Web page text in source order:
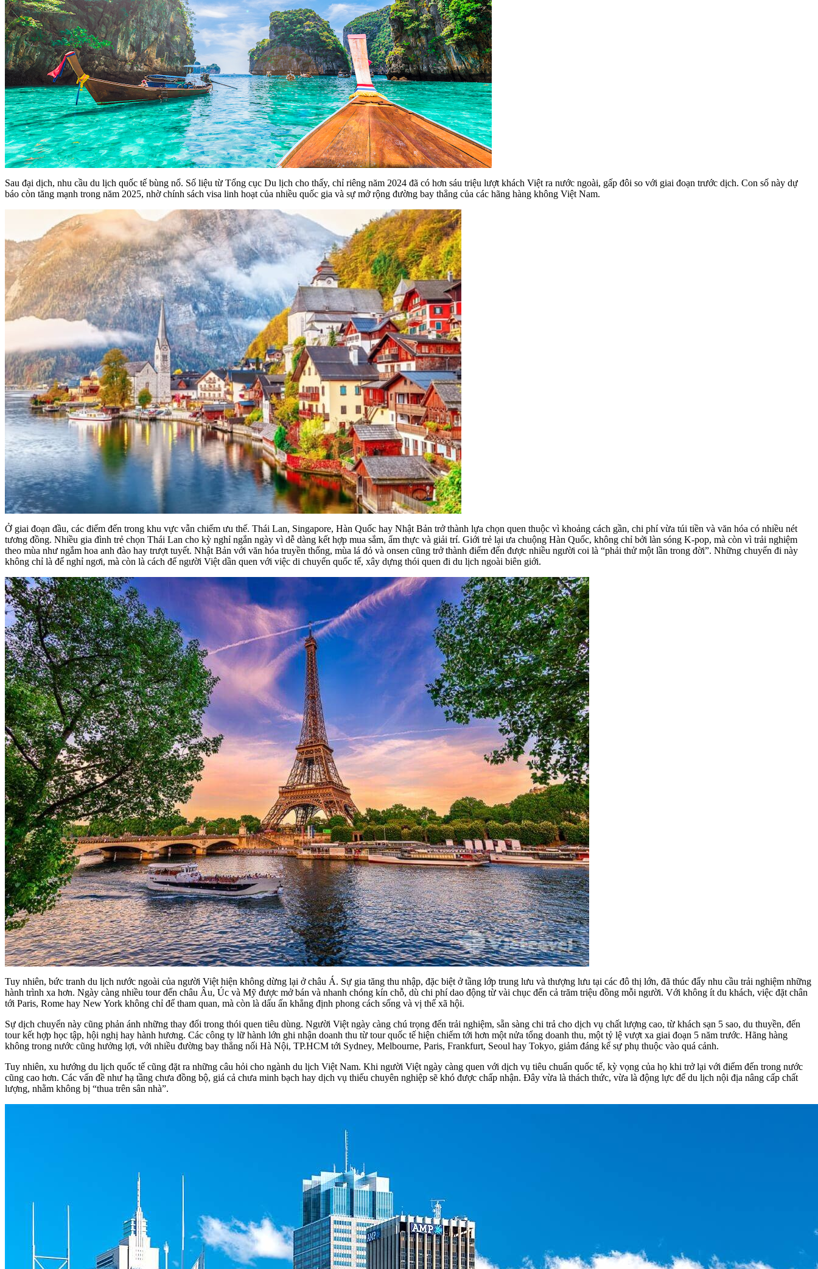
Sau đại dịch, nhu cầu du lịch quốc tế bùng nổ. Số liệu từ Tổng cục Du lịch cho thấy, chỉ riêng năm 2024 đã có hơn sáu triệu lượt khách Việt ra nước ngoài, gấp đôi so với giai đoạn trước dịch. Con số này dự
báo còn tăng mạnh trong năm 2025, nhờ chính sách visa linh hoạt của nhiều quốc gia và sự mở rộng đường bay thẳng của các hãng hàng không Việt Nam.
Ở giai đoạn đầu, các điểm đến trong khu vực vẫn chiếm ưu thế. Thái Lan, Singapore, Hàn Quốc hay Nhật Bản trở thành lựa chọn quen thuộc vì khoảng cách gần, chi phí vừa túi tiền và văn hóa có nhiều nét
tương đồng. Nhiều gia đình trẻ chọn Thái Lan cho kỳ nghỉ ngắn ngày vì dễ dàng kết hợp mua sắm, ẩm thực và giải trí. Giới trẻ lại ưa chuộng Hàn Quốc, không chỉ bởi làn sóng K-pop, mà còn vì trải nghiệm
theo mùa như ngắm hoa anh đào hay trượt tuyết. Nhật Bản với văn hóa truyền thống, mùa lá đỏ và onsen cũng trở thành điểm đến được nhiều người coi là “phải thử một lần trong đời”. Những chuyến đi này
không chỉ là để nghỉ ngơi, mà còn là cách để người Việt dần quen với việc di chuyển quốc tế, xây dựng thói quen đi du lịch ngoài biên giới.
Tuy nhiên, bức tranh du lịch nước ngoài của người Việt hiện không dừng lại ở châu Á. Sự gia tăng thu nhập, đặc biệt ở tầng lớp trung lưu và thượng lưu tại các đô thị lớn, đã thúc đẩy nhu cầu trải nghiệm những
hành trình xa hơn. Ngày càng nhiều tour đến châu Âu, Úc và Mỹ được mở bán và nhanh chóng kín chỗ, dù chi phí dao động từ vài chục đến cả trăm triệu đồng mỗi người. Với không ít du khách, việc đặt chân
tới Paris, Rome hay New York không chỉ để tham quan, mà còn là dấu ấn khẳng định phong cách sống và vị thế xã hội.
Sự dịch chuyển này cũng phản ánh những thay đổi trong thói quen tiêu dùng. Người Việt ngày càng chú trọng đến trải nghiệm, sẵn sàng chi trả cho dịch vụ chất lượng cao, từ khách sạn 5 sao, du thuyền, đến
tour kết hợp học tập, hội nghị hay hành hương. Các công ty lữ hành lớn ghi nhận doanh thu từ tour quốc tế hiện chiếm tới hơn một nửa tổng doanh thu, một tỷ lệ vượt xa giai đoạn 5 năm trước. Hãng hàng
không trong nước cũng hưởng lợi, với nhiều đường bay thẳng nối Hà Nội, TP.HCM tới Sydney, Melbourne, Paris, Frankfurt, Seoul hay Tokyo, giảm đáng kể sự phụ thuộc vào quá cảnh.
Tuy nhiên, xu hướng du lịch quốc tế cũng đặt ra những câu hỏi cho ngành du lịch Việt Nam. Khi người Việt ngày càng quen với dịch vụ tiêu chuẩn quốc tế, kỳ vọng của họ khi trở lại với điểm đến trong nước
cũng cao hơn. Các vấn đề như hạ tầng chưa đồng bộ, giá cả chưa minh bạch hay dịch vụ thiếu chuyên nghiệp sẽ khó được chấp nhận. Đây vừa là thách thức, vừa là động lực để du lịch nội địa nâng cấp chất
lượng, nhằm không bị “thua trên sân nhà”.